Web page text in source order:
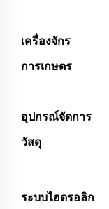
เครื่องจักร
การเกษตร
อุปกรณ์จัดการ
วัสดุ
ระบบไฮดรอลิก